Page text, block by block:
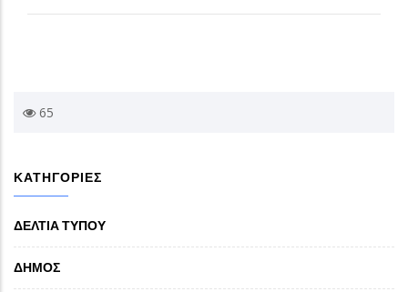
65
ΚΑΤΗΓΟΡΙΕΣ
ΔΕΛΤΙΑ ΤΥΠΟΥ
ΔΗΜΟΣ